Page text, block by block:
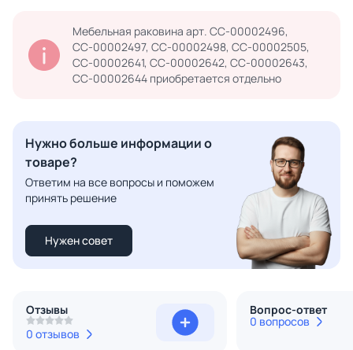
Мебельная раковина арт. СС-00002496,
СС-00002497, СС-00002498, СС-00002505,
СС-00002641, СС-00002642, СС-00002643,
СС-00002644 приобретается отдельно
Нужно больше информации о
товаре?
Ответим на все вопросы и поможем
принять решение
Нужен совет
Отзывы
0 отзывов
Вопрос-ответ
0 вопросов